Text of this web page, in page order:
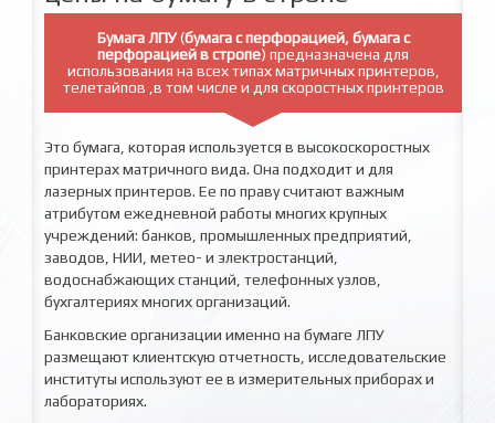
Бумага ЛПУ(бумага с перфорацией, бумага с
перфорацией в стропе) предназначена для
использования на всех типах матричныхпринтеров,
телетайпов ,в том числе и для скоростных принтеров
Это бумага, которая используется в высокоскоростных
принтерах матричного вида. Она подходит и для
лазерных принтеров. Ее по праву считают важным
атрибутом ежедневной работы многих крупных
учреждений: банков, промышленных предприятий,
заводов, НИИ, метео- и электростанций,
водоснабжающих станций, телефонных узлов,
бухгалтериях многих организаций.
Банковские организации именно на бумаге ЛПУ
размещают клиентскую отчетность, исследовательские
институты используют ее в измерительных приборах и
лабораториях.